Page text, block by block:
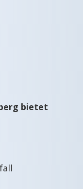
bietet